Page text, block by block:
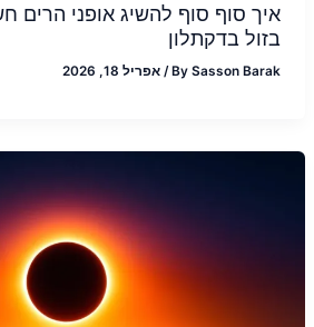
איך סוף סוף להשיג אופני הרים
בזול בדקתלון
BySasson Barak
/ אפריל 18, 2026